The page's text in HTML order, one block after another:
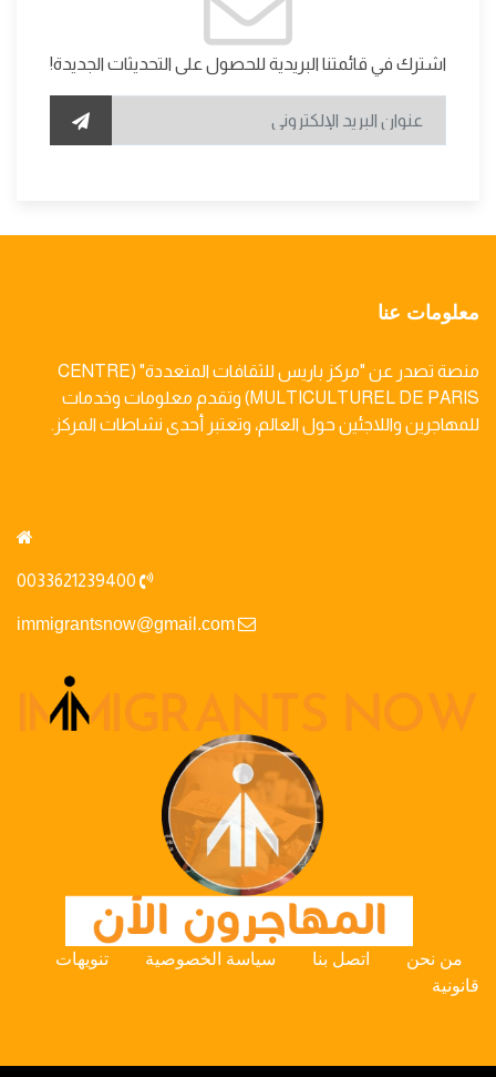
اشترك في قائمتنا البريدية للحصول على التحديثات الجديدة!
معلومات عنا
منصة تصدر عن "مركز باريس للثقافات المتعددة" (CENTRE
MULTICULTUREL DE PARIS) وتقدم معلومات وخدمات
للمهاجرين واللاجئين حول العالم، وتعتبر أحدى نشاطات المركز.
immigrantsnow@gmail.com
من نحن اتصل بنا سياسة الخصوصية
تنويهات
قانونية